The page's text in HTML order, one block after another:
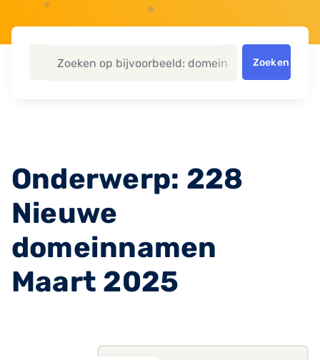
Zoeken
Onderwerp: 228
Nieuwe
domeinnamen
Maart 2025